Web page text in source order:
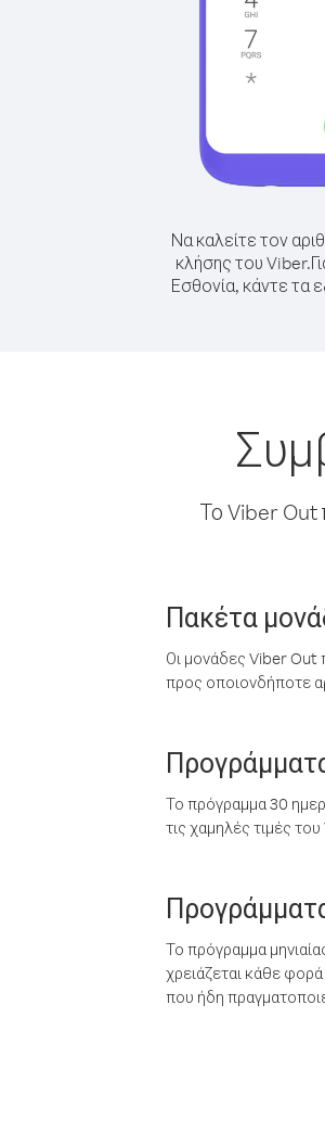
Να καλείτε τον
κλήσης του Viber.
Εσθονία, κάντε τα
Το Viber Out
Πακέτα
Οι μονάδες Viber Out
προς οποιονδήποτε
Το πρόγραμμα 30
τις χαμηλές τιμές
Το πρόγραμμα
χρειάζεται κάθε
που ήδη